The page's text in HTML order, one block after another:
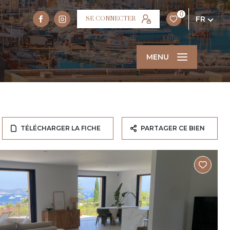
SE CONNECTER
0
FR
MENU
TÉLÉCHARGER LA FICHE PARTAGER CE BIEN